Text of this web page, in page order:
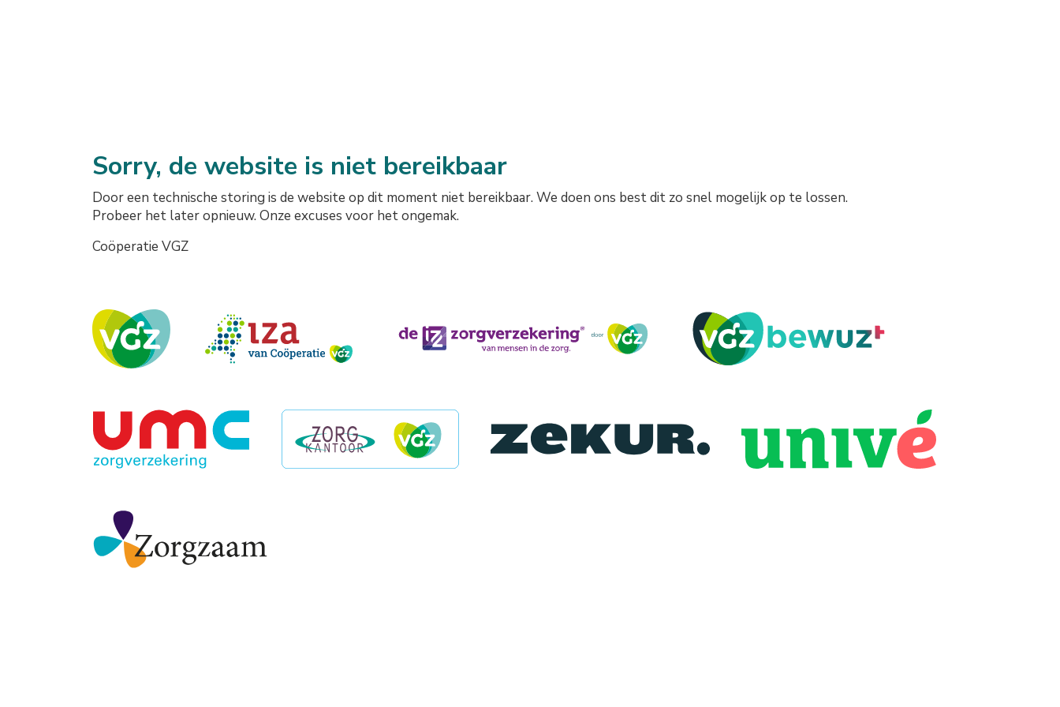
Sorry, de website is niet bereikbaar
Door een technische storing is de website op dit moment niet bereikbaar. We doen ons best dit zo snel mogelijk op te lossen.
Probeer het later opnieuw. Onze excuses voor het ongemak.
Coöperatie VGZ